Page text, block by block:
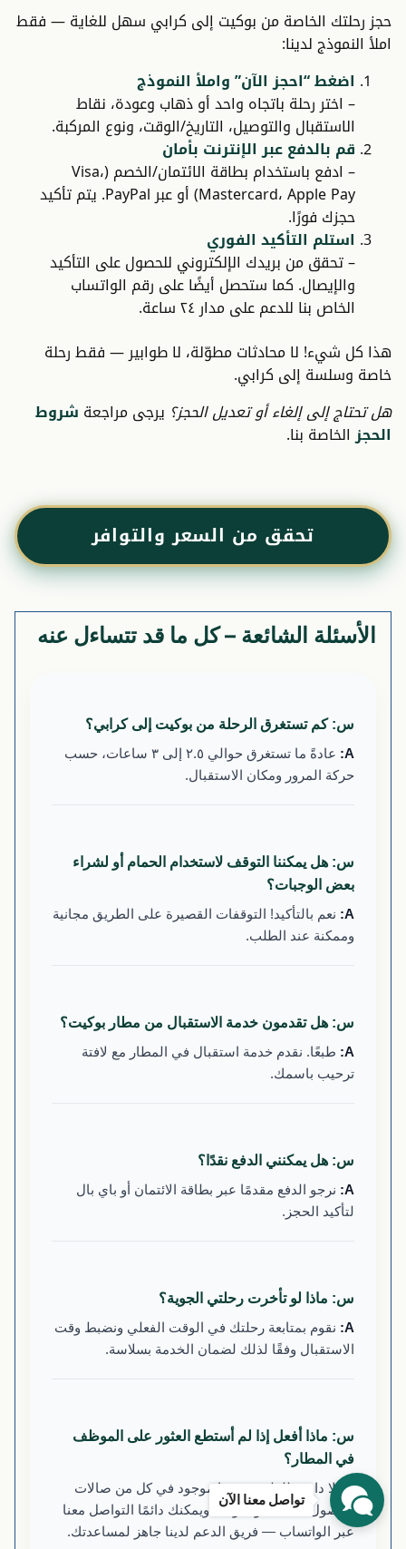
حجز رحلتك الخاصة من بوكيت إلى كرابي سهل للغاية — فقط
املأ النموذج لدينا:
اضغط “احجز الآن” واملأ النموذج
– اختر رحلة باتجاه واحد أو ذهاب وعودة، نقاط
الاستقبال والتوصيل، التاريخ/الوقت، ونوع المركبة.
قم بالدفع عبر الإنترنت بأمان
– ادفع باستخدام بطاقة الائتمان/الخصم (Visa،
Mastercard، Apple Pay) أو عبر PayPal. يتم تأكيد
حجزك فورًا.
استلم التأكيد الفوري
– تحقق من بريدك الإلكتروني للحصول على التأكيد
والإيصال. كما ستحصل أيضًا على رقم الواتساب
الخاص بنا للدعم على مدار ٢٤ ساعة.
هذا كل شيء! لا محادثات مطوّلة، لا طوابير — فقط رحلة
خاصة وسلسة إلى كرابي.
هل تحتاج إلى إلغاء أو تعديل الحجز؟ يرجى مراجعة شروط
الحجزالخاصة بنا.
تحقق من السعر والتوافر
الأسئلة الشائعة – كل ما قد تتساءل عنه
س: كم تستغرق الرحلة من بوكيت إلى كرابي؟
عادةً ما تستغرق حوالي ٢.٥ إلى ٣ ساعات، حسب
حركة المرور ومكان الاستقبال.
س: هل يمكننا التوقف لاستخدام الحمام أو لشراء
بعض الوجبات؟
نعم بالتأكيد! التوقفات القصيرة على الطريق مجانية
وممكنة عند الطلب.
س: هل تقدمون خدمة الاستقبال من مطار بوكيت؟
طبعًا. نقدم خدمة استقبال في المطار مع لافتة
ترحيب باسمك.
س: هل يمكنني الدفع نقدًا؟
نرجو الدفع مقدمًا عبر بطاقة الائتمان أو باي بال
لتأكيد الحجز.
س: ماذا لو تأخرت رحلتي الجوية؟
نقوم بمتابعة رحلتك في الوقت الفعلي ونضبط وقت
الاستقبال وفقًا لذلك لضمان الخدمة بسلاسة.
س: ماذا أفعل إذا لم أستطع العثور على الموظف
في المطار؟
لا داعي للقلق. فريقنا موجود في كل من صالات
الوصول المحلية والدولية. ويمكنك دائمًا التواصل معنا
عبر الواتساب — فريق الدعم لدينا جاهز لمساعدتك.
تواصل معنا الآن